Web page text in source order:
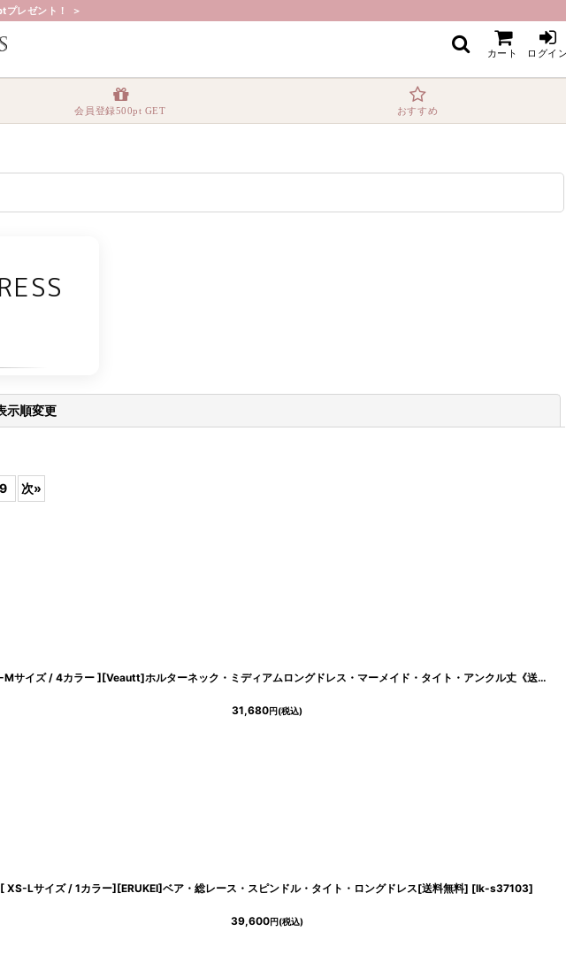
レゼント！ ＞
カート ログイ
会員登録500pt GET おすすめ
示順変更
9 次»
[lk-g26140 ] [ XS-Mサイズ / 4カラー ][Veautt]ホルターネック・ミディアムロングドレス・マーメイド・タイト・アンクル丈《送料＆代引き手数料無料》
31,680円(税込)
eg-c01023-6372]
[ XS-Lサイズ / 1カラー][ERUKEI]ベア・総レース・スピンドル・タイト・ロングドレス[送料無料] [lk-s37103]
39,600円(税込)